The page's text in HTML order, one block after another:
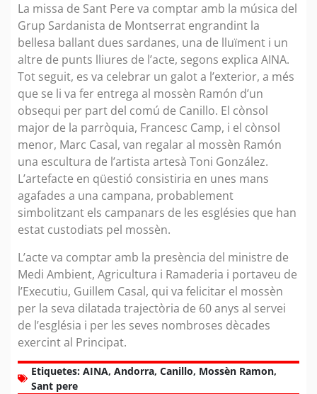
La missa de Sant Pere va comptar amb la música del
Grup Sardanista de Montserrat engrandint la
bellesa ballant dues sardanes, una de lluïment i un
altre de punts lliures de l’acte, segons explica AINA.
Tot seguit, es va celebrar un galot a l’exterior, a més
que se li va fer entrega al mossèn Ramón d’un
obsequi per part del comú de Canillo. El cònsol
major de la parròquia, Francesc Camp, i el cònsol
menor, Marc Casal, van regalar al mossèn Ramón
una escultura de l’artista artesà Toni González.
L’artefacte en qüestió consistiria en unes mans
agafades a una campana, probablement
simbolitzant els campanars de les esglésies que han
estat custodiats pel mossèn.
L’acte va comptar amb la presència del ministre de
Medi Ambient, Agricultura i Ramaderia i portaveu de
l’Executiu, Guillem Casal, qui va felicitar el mossèn
per la seva dilatada trajectòria de 60 anys al servei
de l’església i per les seves nombroses dècades
exercint al Principat.
Etiquetes: AINA, Andorra, Canillo, Mossèn Ramon,
Sant pere